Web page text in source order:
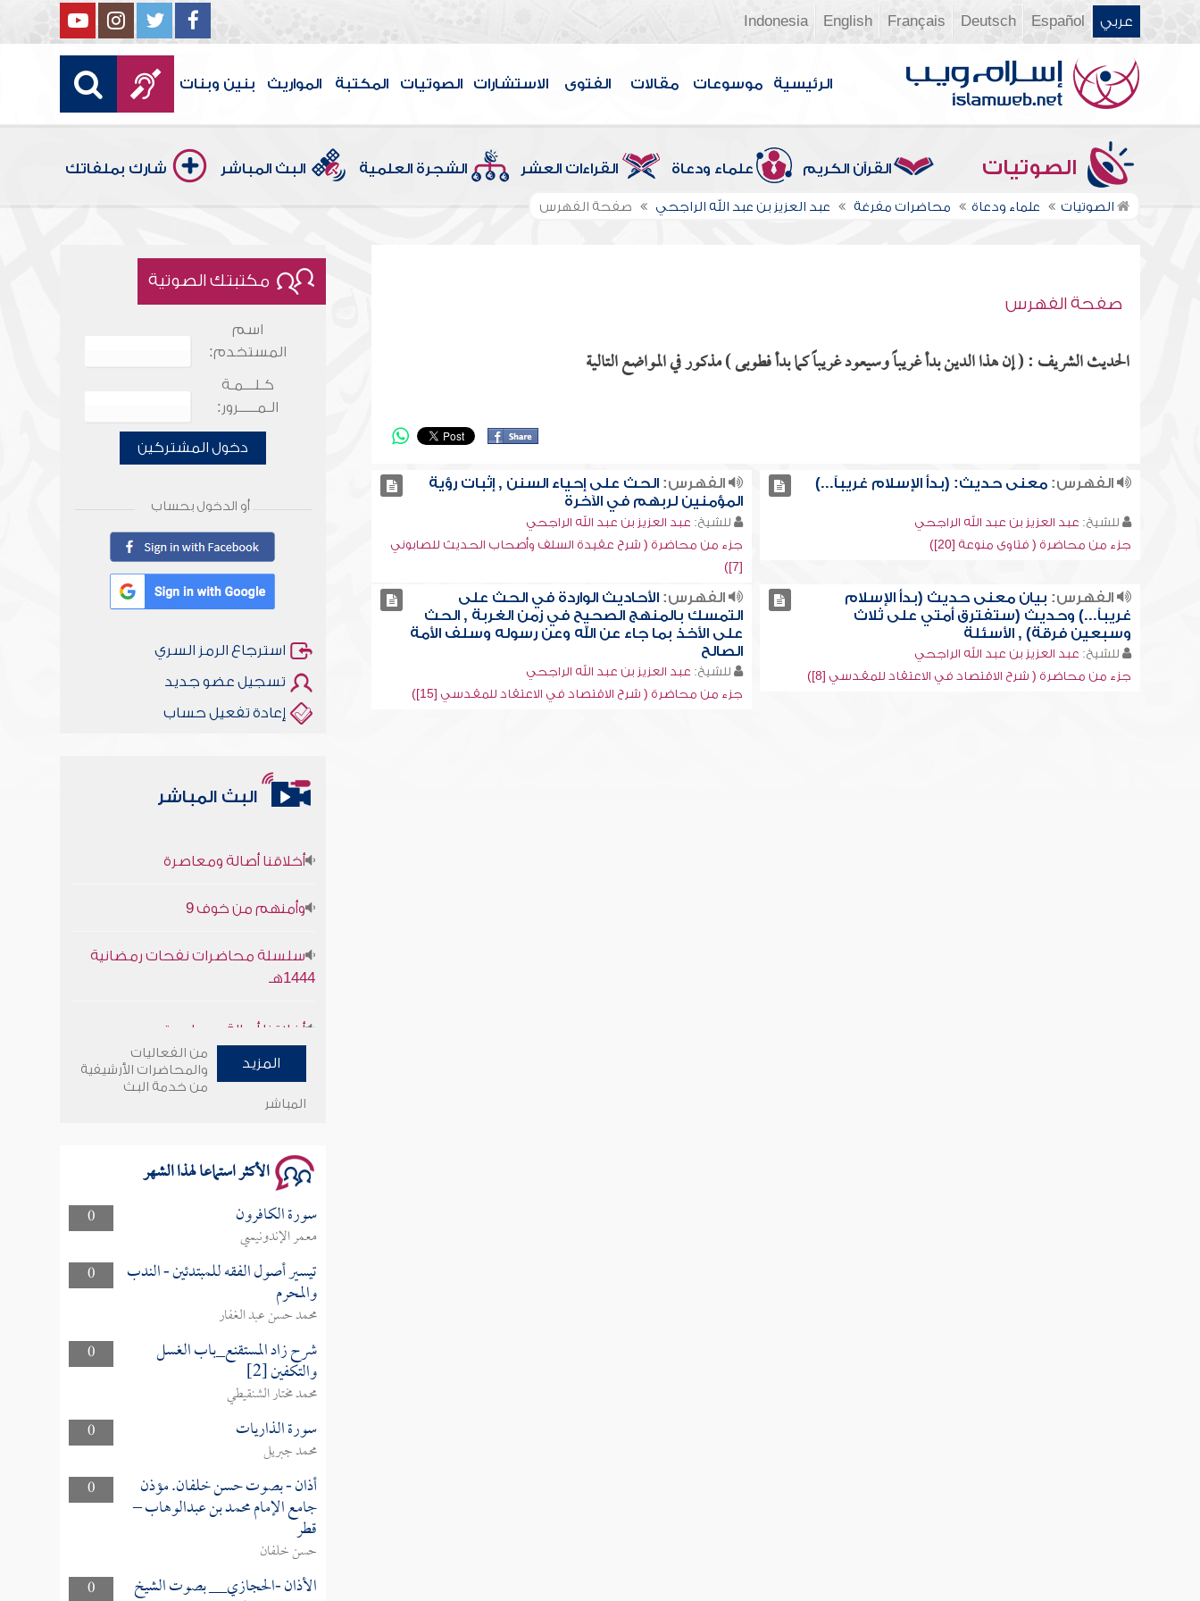
عربي Español
Deutsch
Français
English
Indonesia
الرئيسية موسوعات مقالات الفتوى الاستشارات الصوتيات المكتبة المواريث بنين وبنات
الصوتيات القرآن الكريم علماء ودعاة القراءات العشر الشجرة العلمية البث المباشر شارك بملفاتك
الصوتيات علماء ودعاة محاضرات مفرغة عبد العزيز بن عبد الله الراجحي صفحة الفهرس
صفحة الفهرس
الحديث الشريف : ( إن هذا الدين بدأ غريباً وسيعود غريباً كما بدأ فطوبى ) مذكور في المواضع التالية
الفهرس:معنى حديث: (بدأ الإسلام غريباً...)
للشيخ: عبد العزيز بن عبد الله الراجحي
جزء من محاضرة ( فتاوى منوعة [20])
الفهرس: الحث على إحياء السنن , إثبات رؤية
المؤمنين لربهم في الآخرة
للشيخ: عبد العزيز بن عبد الله الراجحي
جزء من محاضرة ( شرح عقيدة السلف وأصحاب الحديث للصابوني
[7])
الفهرس: بيان معنى حديث (بدأ الإسلام
غريباً...) وحديث (ستفترق أمتي على ثلاث
وسبعين فرقة) , الأسئلة
للشيخ: عبد العزيز بن عبد الله الراجحي
جزء من محاضرة ( شرح الاقتصاد في الاعتقاد للمقدسي [8])
الفهرس: الأحاديث الواردة في الحث على
التمسك بالمنهج الصحيح في زمن الغربة , الحث
على الأخذ بما جاء عن الله وعن رسوله وسلف الأمة
الصالح
للشيخ: عبد العزيز بن عبد الله الراجحي
جزء من محاضرة ( شرح الاقتصاد في الاعتقاد للمقدسي [15])
مكتبتك الصوتية
اسم
المستخدم:
كـلـــمـة
الـمـــــرور:
دخول المشتركين
أو الدخول بحساب
استرجاع الرمز السري
تسجيل عضو جديد
إعادة تفعيل حساب
البث المباشر
1444هـ
وأمنهم من خوف 9
سلسلة محاضرات نفحات رمضانية
المزيد
من الفعاليات
والمحاضرات الأرشيفية
من خدمة البث
المباشر
الأكثر استماعا لهذا الشهر
0 سورة الكافرون
معمر الإندونيسي
0
تيسير أصول الفقه للمبتدئين - الندب
والمحرم
محمد حسن عبد الغفار
0
شرح زاد المستقنع_باب الغسل
والتكفين [2]
محمد مختار الشنقيطي
0
سورة الذاريات
محمد جبريل
0
أذان - بصوت حسن خلفان. مؤذن
جامع الإمام محمد بن عبدالوهاب –
قطر
حسن خلفان
0
الأذان -الحجازي__ بصوت الشيخ